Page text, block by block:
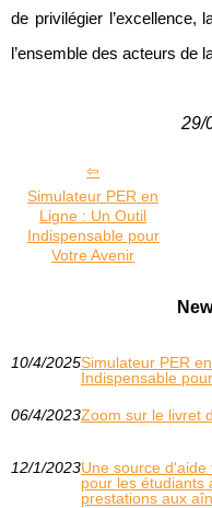
de privilégier l’excellence,
l’ensemble des acteurs de
29/
Simulateur PER en
Ligne : Un Outil
Indispensable pour
Votre Avenir
10/4/2025Simulateur PER
Indispensable
06/4/2023Zoom sur le livret
12/1/2023Une source
pour les étudiants
prestations aux